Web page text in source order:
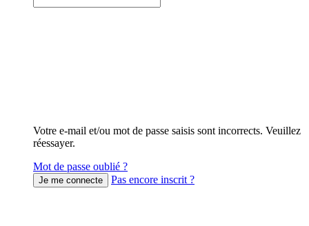
Votre e-mail et/ou mot de passe saisis sont incorrects. Veuillez
réessayer.
Mot de passe oublié ?
Pas encore inscrit ?